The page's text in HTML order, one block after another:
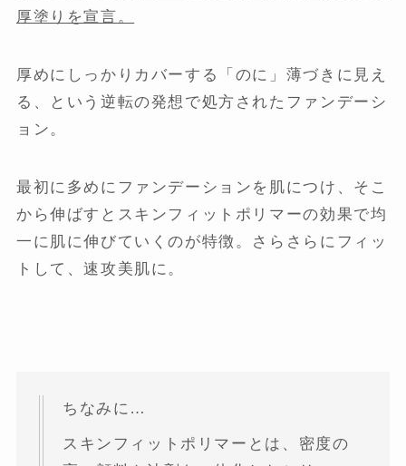
厚塗りを宣言。
厚めにしっかりカバーする「のに」薄づきに見え
る、という逆転の発想で処方されたファンデーシ
ョン。
最初に多めにファンデーションを肌につけ、そこ
から伸ばすとスキンフィットポリマーの効果で均
一に肌に伸びていくのが特徴。さらさらにフィッ
トして、速攻美肌に。
ちなみに…
スキンフィットポリマーとは、密度の